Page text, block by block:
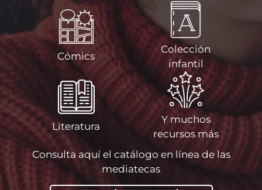
Cómics
Colección
infantil
Literatura
Y muchos
recursos más
Consulta aquí el catálogo en línea de las
mediatecas